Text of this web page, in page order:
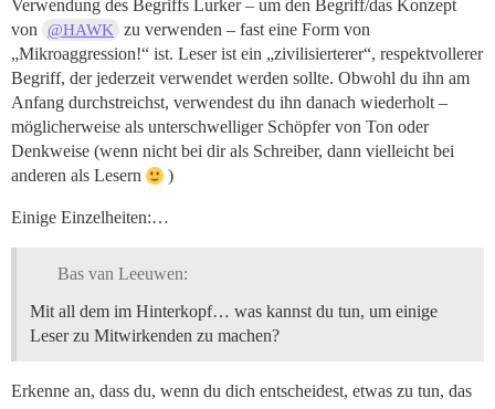
Verwendung des Begriffs Lurker – um den Begriff/das Konzept
von
@HAWK
zu verwenden – fast eine Form von
„Mikroaggression!“ ist. Leser ist ein „zivilisierterer“, respektvollerer
Begriff, der jederzeit verwendet werden sollte. Obwohl du ihn am
Anfang durchstreichst, verwendest du ihn danach wiederholt –
möglicherweise als unterschwelliger Schöpfer von Ton oder
Denkweise (wenn nicht bei dir als Schreiber, dann vielleicht bei
anderen als Lesern
)
Einige Einzelheiten:…
Bas van Leeuwen:
Mit all dem im Hinterkopf… was kannst du tun, um einige
Leser zu Mitwirkenden zu machen?
Erkenne an, dass du, wenn du dich entscheidest, etwas zu tun, das